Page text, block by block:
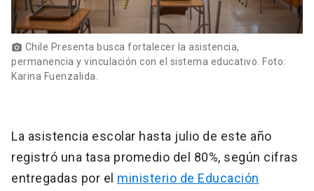
photo_camera Chile Presenta busca fortalecer la asistencia,
permanencia y vinculación con el sistema educativo. Foto:
Karina Fuenzalida.
La asistencia escolar hasta julio de este año
registró una tasa promedio del 80%, según cifras
entregadas por el ministerio de Educación